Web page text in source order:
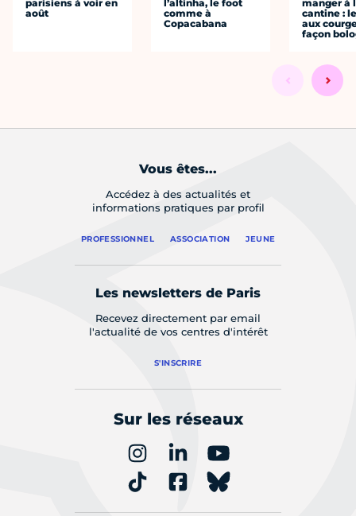
parisiens à voir en
août
l’altinha, le foot
comme à
Copacabana
manger à
cantine :
aux
façon
Vous êtes...
Accédez à des actualités et
informations pratiques par profil
PROFESSIONNEL ASSOCIATION JEUNE
Les newsletters de Paris
Recevez directement par email
l'actualité de vos centres d'intérêt
S'INSCRIRE
Sur les réseaux